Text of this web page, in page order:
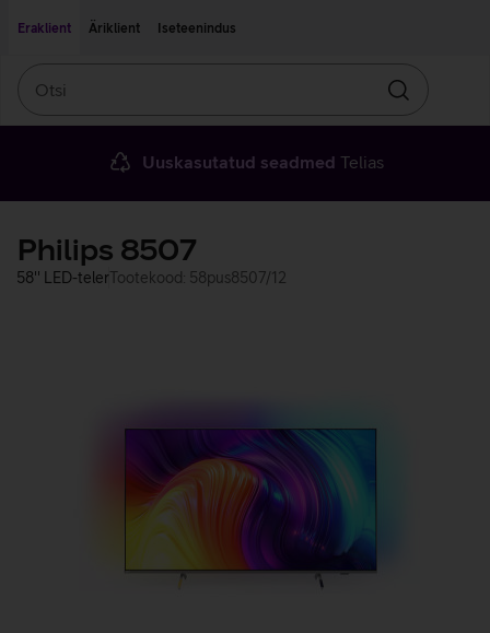
Eraklient
Äriklient Iseteenindus
Otsin
Uuskasutatud seadmed Telias
Philips 8507
58'' LED-telerTootekood: 58pus8507/12